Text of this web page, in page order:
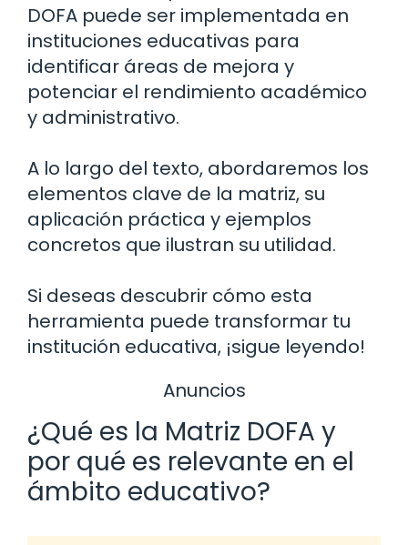
DOFA puede ser implementada en
instituciones educativas para
identificar áreas de mejora y
potenciar el rendimiento académico
y administrativo.
A lo largo del texto, abordaremos los
elementos clave de la matriz, su
aplicación práctica y ejemplos
concretos que ilustran su utilidad.
Si deseas descubrir cómo esta
herramienta puede transformar tu
institución educativa, ¡sigue leyendo!
Anuncios
¿Qué es la Matriz DOFA y
por qué es relevante en el
ámbito educativo?